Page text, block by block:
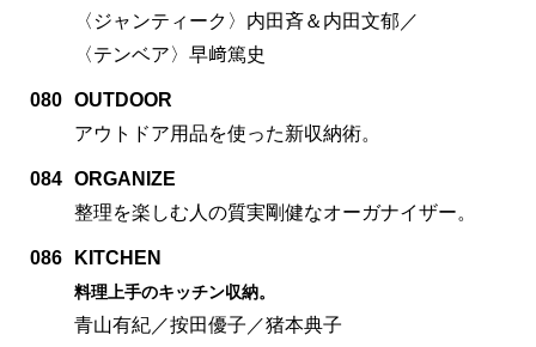
〈ジャンティーク〉内田斉＆内田文郁／
〈テンベア〉早﨑篤史
080 OUTDOOR
アウトドア用品を使った新収納術。
084 ORGANIZE
整理を楽しむ人の質実剛健なオーガナイザー。
086 KITCHEN
料理上手のキッチン収納。
青山有紀／按田優子／猪本典子